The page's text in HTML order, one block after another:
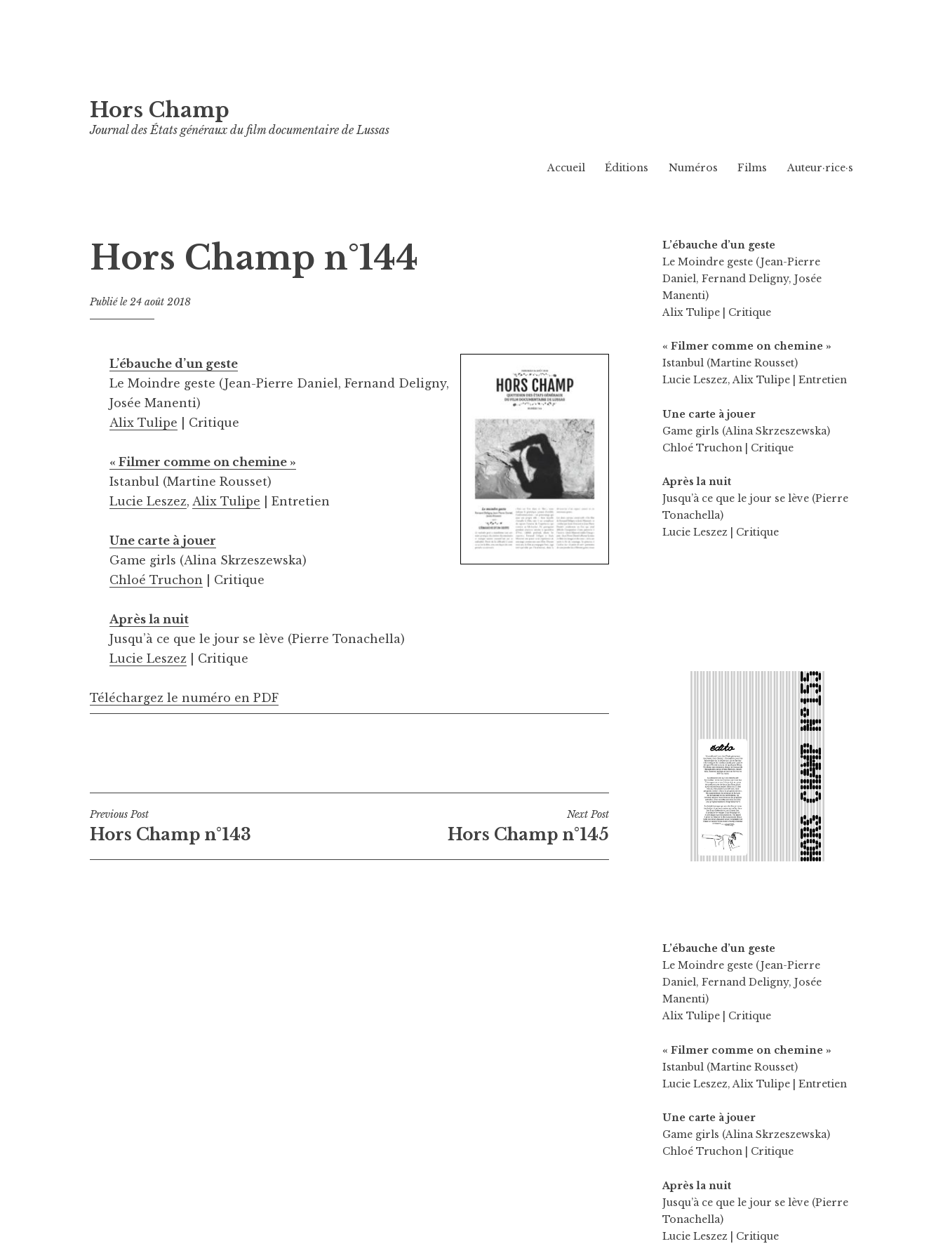
au
contenu
Hors Champ
Journal des États généraux du film documentaire de Lussas
Accueil Éditions Numéros Films Auteur·rice·s
Hors Champ n°144
Publié le24 août 2018
L’ébauche d’un geste
Le Moindre geste (Jean-Pierre Daniel, Fernand Deligny,
Josée Manenti)
Alix Tulipe | Critique
« Filmer comme on chemine »
Istanbul (Martine Rousset)
Lucie Leszez, Alix Tulipe | Entretien
Une carte à jouer
Game girls (Alina Skrzeszewska)
Chloé Truchon | Critique
Après la nuit
Jusqu’à ce que le jour se lève (Pierre Tonachella)
Lucie Leszez | Critique
Téléchargez le numéro en PDF
Navigation
de
Previous Post
Hors Champ n°143
Next Post
Hors Champ n°145
L’ébauche d’un geste
Le Moindre geste (Jean-Pierre
Daniel, Fernand Deligny, Josée
Manenti)
Alix Tulipe | Critique
« Filmer comme on chemine »
Istanbul (Martine Rousset)
Lucie Leszez,Alix Tulipe | Entretien
Une carte à jouer
Game girls (Alina Skrzeszewska)
Chloé Truchon | Critique
Après la nuit
Jusqu’à ce que le jour se lève (Pierre
Tonachella)
Lucie Leszez | Critique
L’ébauche d’un geste
Le Moindre geste (Jean-Pierre
Daniel, Fernand Deligny, Josée
Manenti)
Alix Tulipe | Critique
« Filmer comme on chemine »
Istanbul (Martine Rousset)
Lucie Leszez,Alix Tulipe | Entretien
Une carte à jouer
Game girls (Alina Skrzeszewska)
Chloé Truchon | Critique
Après la nuit
Jusqu’à ce que le jour se lève (Pierre
Tonachella)
Lucie Leszez | Critique